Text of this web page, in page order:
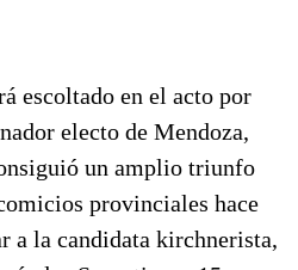
escoltado en el acto por
electo de Mendoza,
un amplio triunfo
provinciales hace
a la candidata kirchnerista,